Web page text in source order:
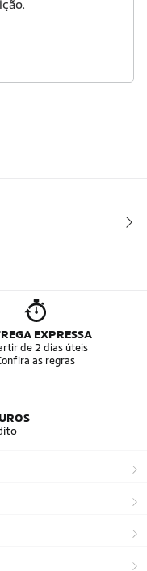
EXPRESSA
de 2 dias úteis
as regras